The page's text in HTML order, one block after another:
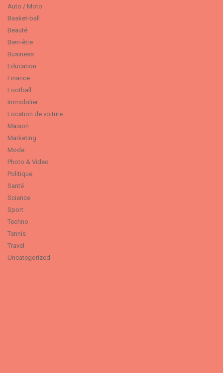
Auto / Moto
Basket-ball
Beauté
Bien-être
Business
Education
Finance
Football
Immobilier
Location de voiture
Maison
Marketing
Mode
Photo & Video
Politique
Santé
Science
Sport
Techno
Tennis
Travel
Uncategorized